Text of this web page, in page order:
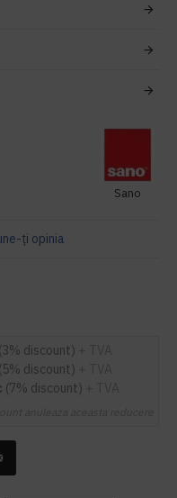
Sano
ţi opinia
(3% discount)
(5% discount)
(7% discount)